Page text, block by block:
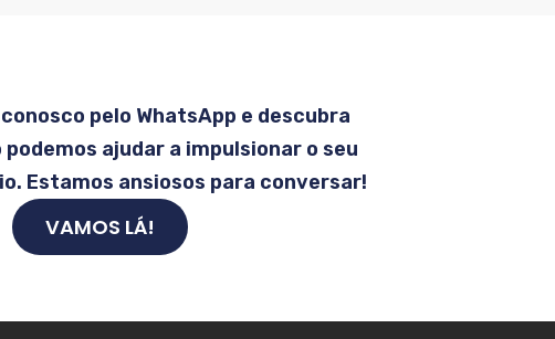
pelo WhatsApp e descubra
podemos ajudar a impulsionar o seu
Estamos ansiosos para conversar!
VAMOS LÁ!